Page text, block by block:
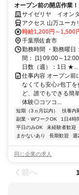
オープン前の開店作業
ークOK、シフト相談◎
サイゼリヤ イオン
アクセス 山万ユーカ
が丘線 公園徒歩約10
時給1,200円～1,500
千葉県佐倉市
勤務時間 ・勤務曜日
間： [1] 09:00～
日数（週）：1日 ★...
仕事内容 オープン前
なくても安心♪包丁
ど、誰でもできる簡
体験◎コツコ...
短期（3ヵ月以内） 扶養内
副業・WワークOK
1日4時
平日のみOK
未経験者歓迎
まかないあり
長期歓迎 週
同じ企業の求人
前へ